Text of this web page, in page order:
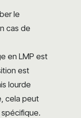
le
cas de
en LMP est
est
lourde
cela peut